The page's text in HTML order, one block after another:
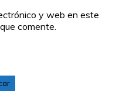
y web en este
comente.